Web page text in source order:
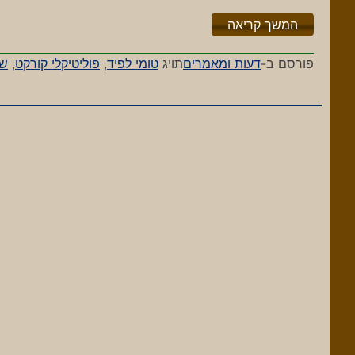
המשך קריאה"%s"
פורסם ב-דעות ומאמריםתויג טומי לפיד, פוליטיקלי קורקט,